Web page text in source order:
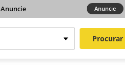
Anuncie Anuncie
Procurar